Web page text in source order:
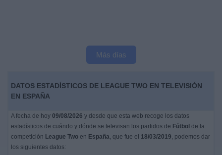
Más días
DATOS ESTADÍSTICOS DE LEAGUE TWO EN TELEVISIÓN
EN ESPAÑA
A fecha de hoy 09/08/2026 y desde que esta web recoge los datos
estadísticos de cuándo y dónde se televisan los partidos de Fútbol de la
competición League Two en España, que fue el 18/03/2019, podemos dar
los siguientes datos: